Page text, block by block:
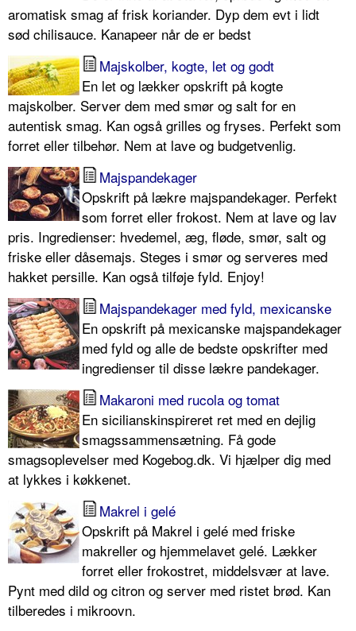
aromatisk smag af frisk koriander. Dyp dem evt i lidt
sød chilisauce. Kanapeer når de er bedst
Majskolber, kogte, let og godt
En let og lækker opskrift på kogte
majskolber. Server dem med smør og salt for en
autentisk smag. Kan også grilles og fryses. Perfekt som
forret eller tilbehør. Nem at lave og budgetvenlig.
Majspandekager
Opskrift på lækre majspandekager. Perfekt
som forret eller frokost. Nem at lave og lav
pris. Ingredienser: hvedemel, æg, fløde, smør, salt og
friske eller dåsemajs. Steges i smør og serveres med
hakket persille. Kan også tilføje fyld. Enjoy!
Majspandekager med fyld, mexicanske
En opskrift på mexicanske majspandekager
med fyld og alle de bedste opskrifter med
ingredienser til disse lækre pandekager.
Makaroni med rucola og tomat
En sicilianskinspireret ret med en dejlig
smagssammensætning. Få gode
smagsoplevelser med Kogebog.dk. Vi hjælper dig med
at lykkes i køkkenet.
Makrel i gelé
Opskrift på Makrel i gelé med friske
makreller og hjemmelavet gelé. Lækker
forret eller frokostret, middelsvær at lave.
Pynt med dild og citron og server med ristet brød. Kan
tilberedes i mikroovn.